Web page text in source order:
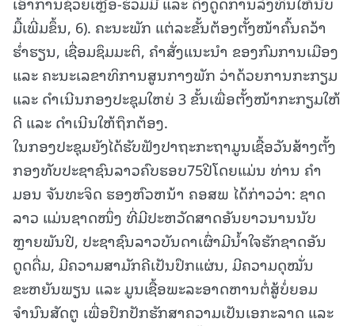
ມື້ເພີ່ມຂຶ້ນ, 6). ຄະນະພັກ ແຕ່ລະຂັ້ນຕ້ອງຕັ້ງໜ້າຄົ້ນຄວ້າ
ຮ່ຳຮຽນ, ເຊື່ອມຊຶມມະຕິ, ຄຳສັ່ງແນະນຳ ຂອງກົມການເມືອງ
ແລະ ຄະນະເລຂາທິການສູນກາງພັກ ວ່າດ້ວຍການກະກຽມ
ແລະ ດຳເນີນກອງປະຊຸມໃຫຍ່ 3 ຂັ້ນເພື່ອຕັ້ງໜ້າກະກຽມໃຫ້
ດີ ແລະ ດຳເນີນໃຫ້ຖຶກຕ້ອງ.
ໃນກອງປະຊຸມຍັງໄດ້ຮັບຟັງປາຖະກະຖາມູນເຊື້ອວັນສ້າງຕັ້ງ
ກອງທັບປະຊາຊົນລາວຄົບຮອບ75ປີໂດຍແມ່ນ ທ່ານ ຄຳ
ມອນ ຈັນທະຈິດ ຮອງຫົວຫນ້າ ຄອສພ ໄດ້ກ່າວວ່າ: ຊາດ
ລາວ ແມ່ນຊາດໜຶ່ງ ທີ່ມີປະຫວັດສາດອັນຍາວນານນັບ
ຫຼາຍພັນປີ, ປະຊາຊົນລາວບັນດາເຜົ່າມີນໍ້າໃຈຮັກຊາດອັນ
ດູດດື່ມ, ມີຄວາມສາມັກຄີເປັນປຶກແຜ່ນ, ມີຄວາມດຸໝັ່ນ
ຂະຫຍັນພຽນ ແລະ ມູນເຊື້ອພະລະອາດຫານຕໍ່ສູ້ບໍ່ຍອມ
ຈໍານົນສັດຕູ ເພື່ອປົກປັກຮັກສາຄວາມເປັນເອກະລາດ ແລະ